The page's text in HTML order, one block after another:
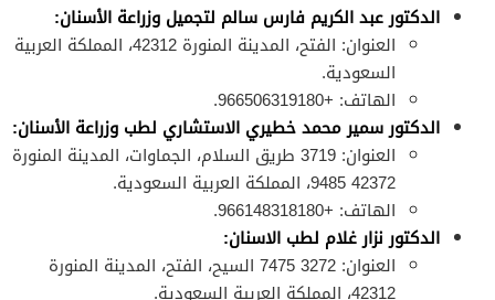
الدكتور عبد الكريم فارس سالم لتجميل وزراعة الأسنان:
العنوان: الفتح، المدينة المنورة 42312، المملكة العربية
السعودية.
الهاتف: +966506319180.
الدكتور سمير محمد خطيري الاستشاري لطب وزراعة الأسنان:
العنوان: 3719 طريق السلام، الجماوات، المدينة المنورة
42372 9485، المملكة العربية السعودية.
الهاتف: +966148318180.
الدكتور نزار غلام لطب الاسنان:
العنوان: 3272 7475 السيح، الفتح، المدينة المنورة
42312، المملكة العربية السعودية.